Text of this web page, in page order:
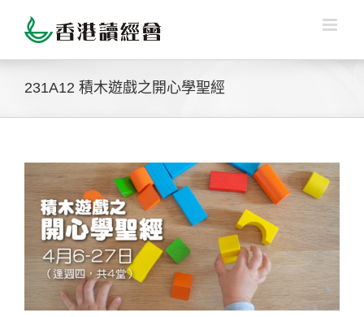
content
231A12 積木遊戲之開心學聖經
Larger
Image